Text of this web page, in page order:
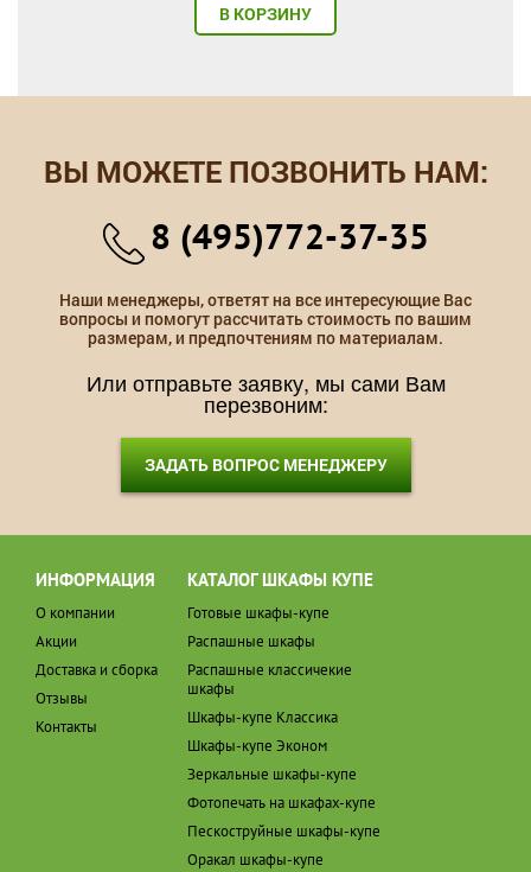
В КОРЗИНУ
ВЫ МОЖЕТЕ ПОЗВОНИТЬ НАМ:
8 (495)772-37-35
Наши менеджеры, ответят на все интересующие Вас
вопросы и помогут рассчитать стоимость по вашим
размерам, и предпочтениям по материалам.
Или отправьте заявку, мы сами Вам
перезвоним:
ЗАДАТЬ ВОПРОС МЕНЕДЖЕРУ
ИНФОРМАЦИЯ
О компании
Акции
Доставка и сборка
Отзывы
Контакты
КАТАЛОГ ШКАФЫ КУПЕ
Готовые шкафы-купе
Распашные шкафы
Распашные классичекие
шкафы
Шкафы-купе Классика
Шкафы-купе Эконом
Зеркальные шкафы-купе
Фотопечать на шкафах-купе
Пескоструйные шкафы-купе
Оракал шкафы-купе